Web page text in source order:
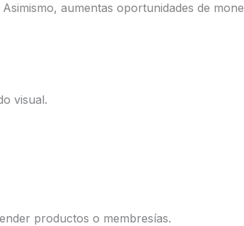
aumentas oportunidades de
visual.
productos o membresías.